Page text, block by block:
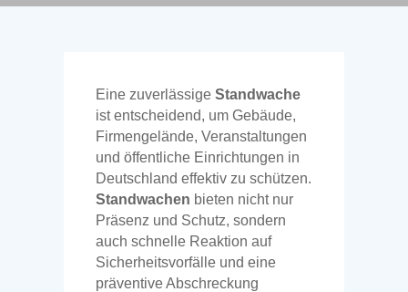
Eine zuverlässige Standwache
ist entscheidend, um Gebäude,
Firmengelände, Veranstaltungen
und öffentliche Einrichtungen in
Deutschland effektiv zu schützen.
Standwachen bieten nicht nur
Präsenz und Schutz, sondern
auch schnelle Reaktion auf
Sicherheitsvorfälle und eine
präventive Abschreckung